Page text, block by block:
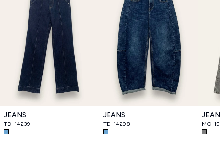
JEANS
TD_14239
JEANS
TD_14298